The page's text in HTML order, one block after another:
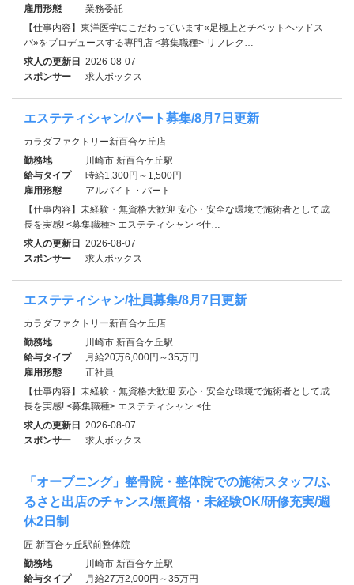
雇用形態
業務委託
【仕事内容】東洋医学にこだわっています«足極上とチベットヘッドス
パ»をプロデュースする専門店 <募集職種> リフレク…
求人の更新日 2026-08-07
スポンサー
求人ボックス
エステティシャン/パート募集/8月7日更新
カラダファクトリー新百合ケ丘店
勤務地
川崎市 新百合ケ丘駅
給与タイプ
時給1,300円～1,500円
雇用形態
アルバイト・パート
【仕事内容】未経験・無資格大歓迎 安心・安全な環境で施術者として成
長を実感! <募集職種> エステティシャン <仕…
求人の更新日 2026-08-07
スポンサー
求人ボックス
エステティシャン/社員募集/8月7日更新
カラダファクトリー新百合ケ丘店
勤務地
川崎市 新百合ケ丘駅
給与タイプ
月給20万6,000円～35万円
雇用形態
正社員
【仕事内容】未経験・無資格大歓迎 安心・安全な環境で施術者として成
長を実感! <募集職種> エステティシャン <仕…
求人の更新日 2026-08-07
スポンサー
求人ボックス
「オープニング」整骨院・整体院での施術スタッフ/ふ
るさと出店のチャンス/無資格・未経験OK/研修充実/週
休2日制
匠 新百合ヶ丘駅前整体院
勤務地
川崎市 新百合ケ丘駅
給与タイプ
月給27万2,000円～35万円